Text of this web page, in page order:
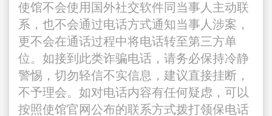
使馆不会使用国外社交软件同当事人主动联
系，也不会通过电话方式通知当事人涉案，
更不会在通话过程中将电话转至第三方单
位。如接到此类诈骗电话，请务必保持冷静
警惕，切勿轻信不实信息，建议直接挂断，
不予理会。如对电话内容有任何疑虑，可以
按照使馆官网公布的联系方式拨打领保电话